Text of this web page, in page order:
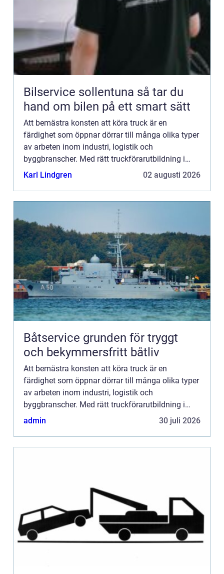
Bilservice sollentuna så tar du
hand om bilen på ett smart sätt
Att bemästra konsten att köra truck är en
färdighet som öppnar dörrar till många olika typer
av arbeten inom industri, logistik och
byggbranscher. Med rätt truckförarutbildning i
ryggen står du som ...
Karl Lindgren 02 augusti 2026
Båtservice grunden för tryggt
och bekymmersfritt båtliv
Att bemästra konsten att köra truck är en
färdighet som öppnar dörrar till många olika typer
av arbeten inom industri, logistik och
byggbranscher. Med rätt truckförarutbildning i
ryggen står du som ...
admin 30 juli 2026